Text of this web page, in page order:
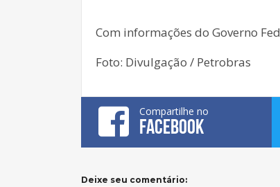
Com informações do Governo
Foto: Divulgação / Petrobras
Compartilhe no
FACEBOOK
Deixe seu comentário: